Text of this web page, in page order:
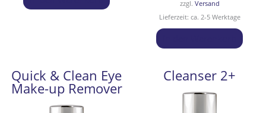
zzgl. Versand
Lieferzeit: ca. 2-5 Werktage
Quick & Clean Eye
Make-up Remover
Cleanser 2+